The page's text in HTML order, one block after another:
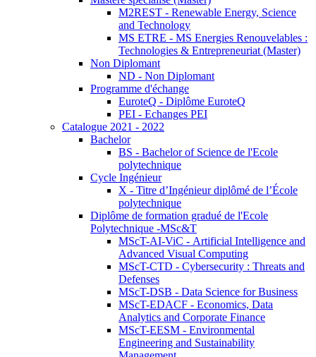
M2REST - Renewable Energy, Science
and Technology
MS ETRE - MS Energies Renouvelables :
Technologies & Entrepreneuriat (Master)
Non Diplomant
ND - Non Diplomant
Programme d'échange
EuroteQ - Diplôme EuroteQ
PEI - Echanges PEI
Catalogue 2021 - 2022
Bachelor
BS - Bachelor of Science de l'Ecole
polytechnique
Cycle Ingénieur
X - Titre d’Ingénieur diplômé de l’École
polytechnique
Diplôme de formation gradué de l'Ecole
Polytechnique -MSc&T
MScT-AI-ViC - Artificial Intelligence and
Advanced Visual Computing
MScT-CTD - Cybersecurity : Threats and
Defenses
MScT-DSB - Data Science for Business
MScT-EDACF - Economics, Data
Analytics and Corporate Finance
MScT-EESM - Environmental
Engineering and Sustainability